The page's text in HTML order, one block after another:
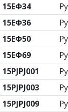
15ЕФ34
15ЕФ36
15ЕФ50
15ЕФ69
15РЈРЈ001
15РЈРЈ003
15РЈРЈ009